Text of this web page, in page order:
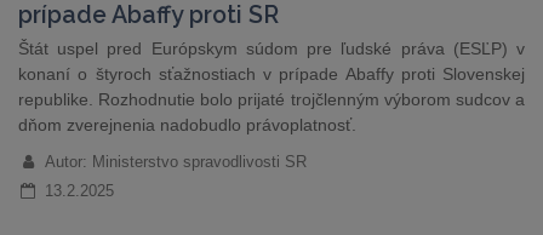
prípade Abaffy proti SR
Štát uspel pred Európskym súdom pre ľudské práva (ESĽP) v
konaní o štyroch sťažnostiach v prípade Abaffy proti Slovenskej
republike. Rozhodnutie bolo prijaté trojčlenným výborom sudcov a
dňom zverejnenia nadobudlo právoplatnosť.
Autor: Ministerstvo spravodlivosti SR
13.2.2025